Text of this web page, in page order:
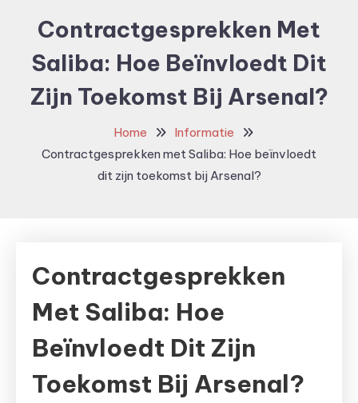
Contractgesprekken Met
Saliba: Hoe Beïnvloedt Dit
Zijn Toekomst Bij Arsenal?
Home
Informatie
Contractgesprekken met Saliba: Hoe beïnvloedt
dit zijn toekomst bij Arsenal?
Contractgesprekken
Met Saliba: Hoe
Beïnvloedt Dit Zijn
Toekomst Bij Arsenal?